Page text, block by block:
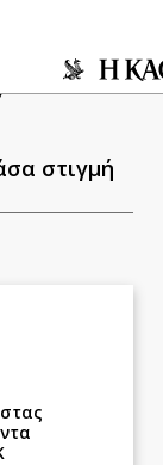
στιγμή